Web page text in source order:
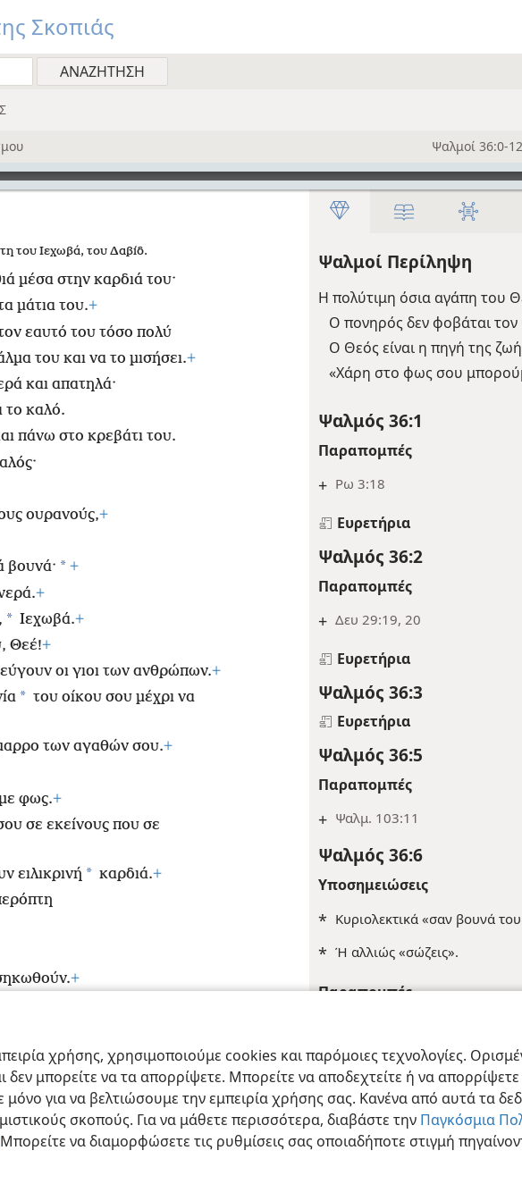
χρήσης, χρησιμοποιούμε cookies και παρόμοιες τεχνολογίες.
δεν μπορείτε να τα απορρίψετε. Μπορείτε να αποδεχτείτε ή να
για να βελτιώσουμε την εμπειρία χρήσης σας. Κανένα από αυτά τα
σκοπούς. Για να μάθετε περισσότερα, διαβάστε την Παγκόσμια
να διαμορφώσετε τις ρυθμίσεις σας οποιαδήποτε στιγμή
Σκοπιάς
Ψαλμοί 36:0-12
Ψαλμοί Περίληψη
Η πολύτιμη όσια αγάπη του
Ο πονηρός δεν φοβάται
Ο Θεός είναι η πηγή της
«Χάρη στο φως σου
Ψαλμός 36:1
Παραπομπές
+ Ρω 3:18
Ευρετήρια
Ψαλμός 36:2
Παραπομπές
+ Δευ 29:19, 20
Ευρετήρια
Ψαλμός 36:3
Ευρετήρια
Ψαλμός 36:5
Παραπομπές
+ Ψαλμ. 103:11
Ψαλμός 36:6
Υποσημειώσεις
* Κυριολεκτικά «σαν βουνά
* Ή αλλιώς «σώζεις».
Παραπομπές
+ Ρω 11:33
+ Ψαλμ. 145:9· 1Τι 4:10
Ευρετήρια
του Ιεχωβά, του Δαβίδ.
μέσα στην καρδιά του·
μάτια του.+
εαυτό του τόσο πολύ
του και να το μισήσει.+
και απατηλά·
το καλό.
πάνω στο κρεβάτι του.
ουρανούς,+
βουνά· * +
+
* Ιεχωβά.+
Θεέ!+
οι γιοι των ανθρώπων.+
* του οίκου σου μέχρι να
των αγαθών σου.+
φως.+
σε εκείνους που σε
ειλικρινή * καρδιά.+
+
of Pennsylvania Όροι Χρήσης Πολιτική Απορρήτου Ρυθμίσεις Απορρήτου